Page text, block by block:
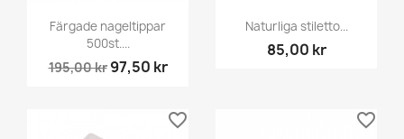
Färgade nageltippar
500st....
195,00 kr 97,50 kr
Naturliga stiletto...
85,00 kr
favorite_border favorite_border